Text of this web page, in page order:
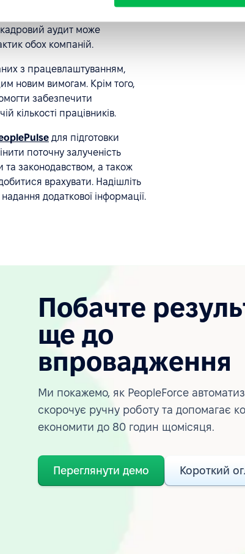
коли його проведення є
аудит може
обох компаній.
з працевлаштуванням,
новим вимогам. Крім того,
забезпечити
кількості працівників.
для підготовки
поточну залученість
та законодавством, а також
врахувати. Надішліть
додаткової інформації.
Побачте
ще до
впровадження
Ми покажемо, як PeopleForce
скорочує ручну роботу та допомагає
економити до 80 годин щомісяця.
Переглянути демо Короткий